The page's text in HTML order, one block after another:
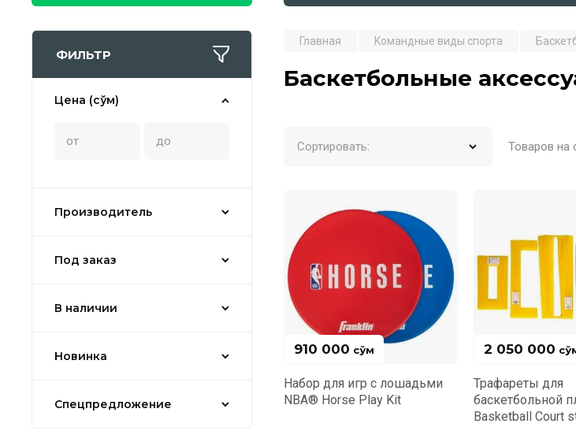
ФИЛЬТР
Цена (сўм)
Производитель
Под заказ
В наличии
Новинка
Спецпредложение
Главная Kомандные виды спорта
Баскетбольные
Сортировать: Товаров на
910 000 сўм
Набор для игр с лошадьми
NBA® Horse Play Kit
2 050 000
Трафареты для
баскетбольной
Basketball Court